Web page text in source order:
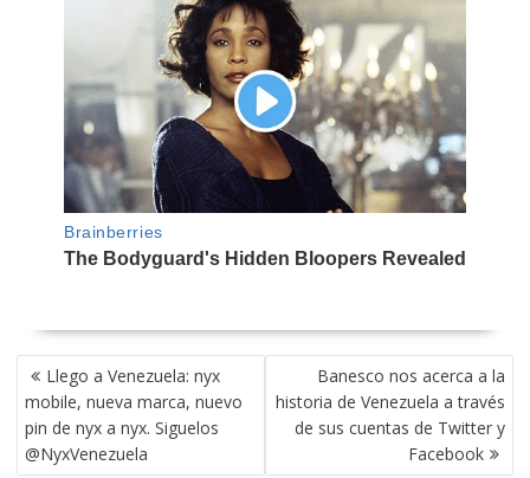
NAVEGACIÓN
DE
ENTRADAS
Llego a Venezuela: nyx
mobile, nueva marca, nuevo
pin de nyx a nyx. Siguelos
@NyxVenezuela
Banesco nos acerca a la
historia de Venezuela a través
de sus cuentas de Twitter y
Facebook